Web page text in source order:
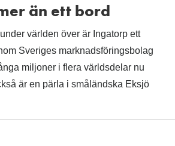
än ett bord
världen över är Ingatorp ett
Sveriges marknadsföringsbolag
miljoner i flera världsdelar nu
är en pärla i småländska Eksjö